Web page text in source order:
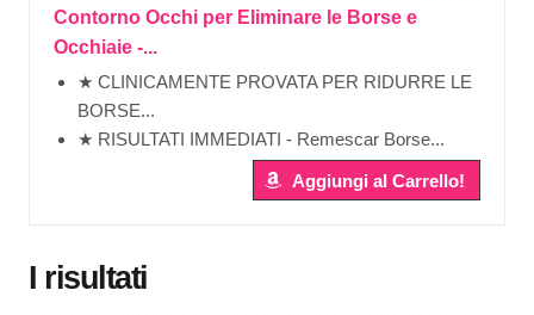
Contorno Occhi per Eliminare le Borse e
Occhiaie -...
★ CLINICAMENTE PROVATA PER RIDURRE LE
BORSE...
★ RISULTATI IMMEDIATI - Remescar Borse...
Aggiungi al Carrello!
I risultati